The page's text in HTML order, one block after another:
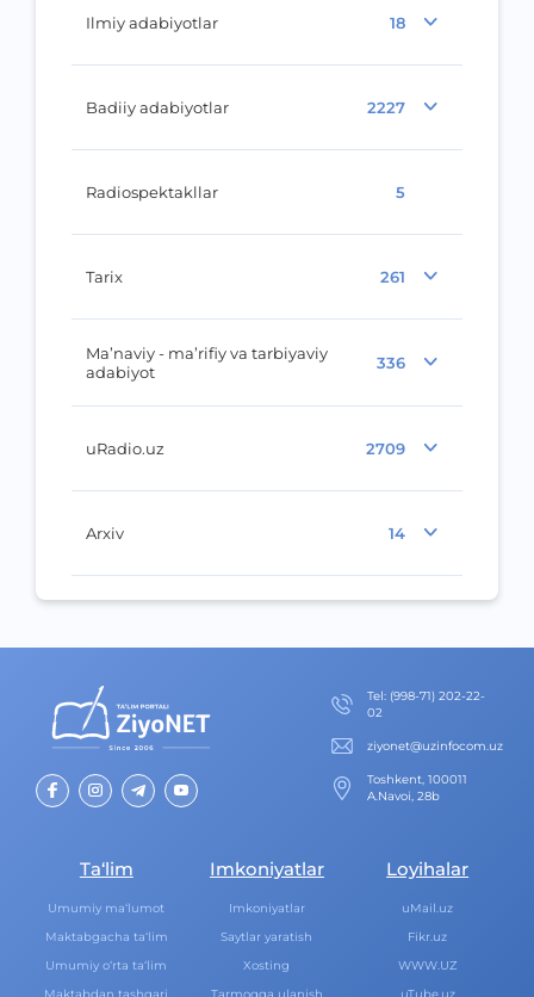
Ilmiy adabiyotlar 18
Badiiy adabiyotlar 2227
Radiospektakllar 5
Tarix 261
Ma’naviy - ma’rifiy va tarbiyaviy
adabiyot
336
uRadio.uz 2709
Arxiv 14
Теl: (998-71) 202-22-
02
ziyonet@uzinfocom.uz
Toshkent, 100011
A.Navoi, 28b
Ta‘lim
Umumiy ma‘lumot
Maktabgacha ta‘lim
Umumiy o‘rta ta‘lim
Maktabdan tashqari
Imkoniyatlar
Imkoniyatlar
Saytlar yaratish
Xosting
Tarmoqqa ulanish
Loyihalar
uMail.uz
Fikr.uz
WWW.UZ
uTube.uz